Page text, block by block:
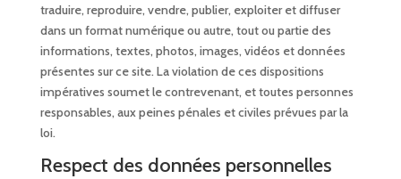
traduire, reproduire, vendre, publier, exploiter et diffuser
dans un format numérique ou autre, tout ou partie des
informations, textes, photos, images, vidéos et données
présentes sur ce site. La violation de ces dispositions
impératives soumet le contrevenant, et toutes personnes
responsables, aux peines pénales et civiles prévues par la
loi.
Respect des données personnelles